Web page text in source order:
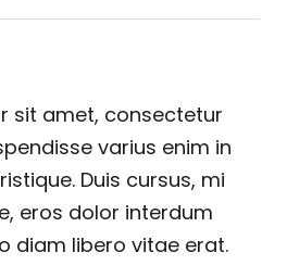
sit amet, consectetur
varius enim in
Duis cursus, mi
eros dolor interdum
diam libero vitae erat.